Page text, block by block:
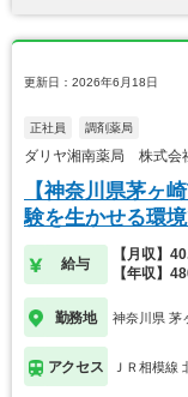
更新日：2026年6月18日
正社員 調剤薬局
ダリヤ湘南薬局 株式会
【神奈川県茅ヶ
験を生かせる環
給与
【月収】
【年収】
勤務地 神奈川県 茅
アクセス ＪＲ相模線